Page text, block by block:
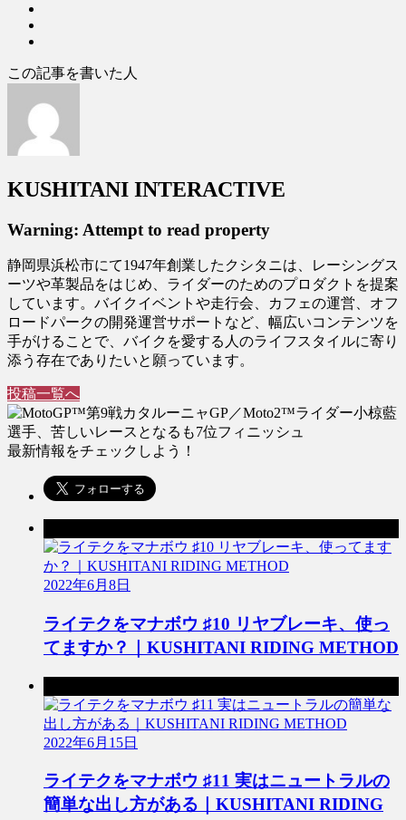
この記事を書いた人
KUSHITANI INTERACTIVE
Warning: Attempt to read property
静岡県浜松市にて1947年創業したクシタニは、レーシングス
ーツや革製品をはじめ、ライダーのためのプロダクトを提案
しています。バイクイベントや走行会、カフェの運営、オフ
ロードパークの開発運営サポートなど、幅広いコンテンツを
手がけることで、バイクを愛する人のライフスタイルに寄り
添う存在でありたいと願っています。
投稿一覧へ
最新情報をチェックしよう！
2022年6月8日
ライテクをマナボウ ♯10 リヤブレーキ、使っ
てますか？｜KUSHITANI RIDING METHOD
2022年6月15日
ライテクをマナボウ ♯11 実はニュートラルの
簡単な出し方がある｜KUSHITANI RIDING